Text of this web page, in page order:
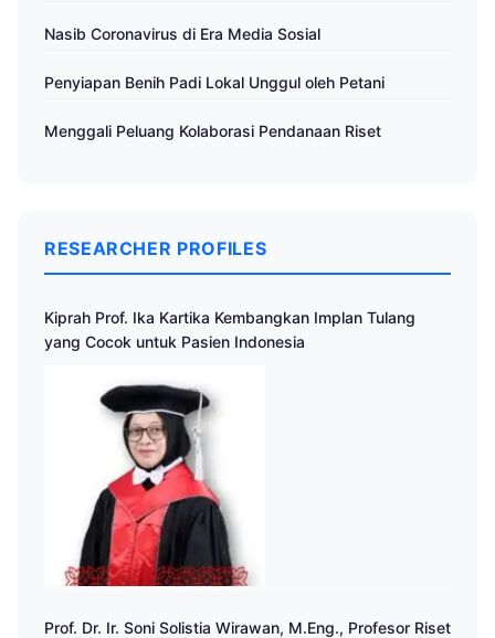
Nasib Coronavirus di Era Media Sosial
Penyiapan Benih Padi Lokal Unggul oleh Petani
Menggali Peluang Kolaborasi Pendanaan Riset
RESEARCHER PROFILES
Kiprah Prof. Ika Kartika Kembangkan Implan Tulang
yang Cocok untuk Pasien Indonesia
Prof. Dr. Ir. Soni Solistia Wirawan, M.Eng., Profesor Riset